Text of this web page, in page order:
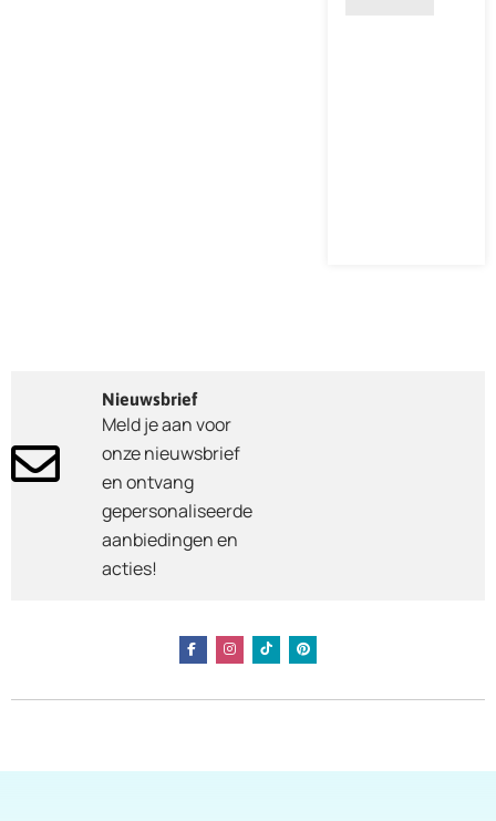
Nieuwsbrief
Meld je aan voor
onze nieuwsbrief
en ontvang
gepersonaliseerde
aanbiedingen en
acties!